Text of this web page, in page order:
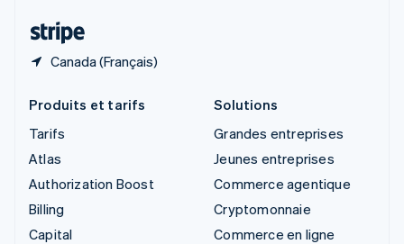
Canada (Français)
Produits et tarifs
Tarifs
Atlas
Authorization Boost
Billing
Capital
Solutions
Grandes entreprises
Jeunes entreprises
Commerce agentique
Cryptomonnaie
Commerce en ligne